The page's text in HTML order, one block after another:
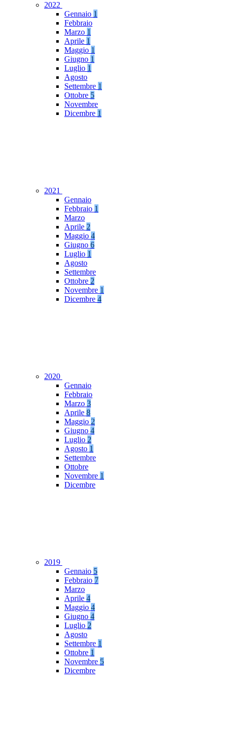
2022
Gennaio 1
Febbraio
Marzo 1
Aprile 1
Maggio 1
Giugno 1
Luglio 1
Agosto
Settembre 1
Ottobre 5
Novembre
Dicembre 1
2021
Gennaio
Febbraio 1
Marzo
Aprile 2
Maggio 4
Giugno 6
Luglio 1
Agosto
Settembre
Ottobre 2
Novembre 1
Dicembre 4
2020
Gennaio
Febbraio
Marzo 3
Aprile 8
Maggio 2
Giugno 4
Luglio 2
Agosto 1
Settembre
Ottobre
Novembre 1
Dicembre
2019
Gennaio 5
Febbraio 7
Marzo
Aprile 4
Maggio 4
Giugno 4
Luglio 2
Agosto
Settembre 1
Ottobre 1
Novembre 5
Dicembre